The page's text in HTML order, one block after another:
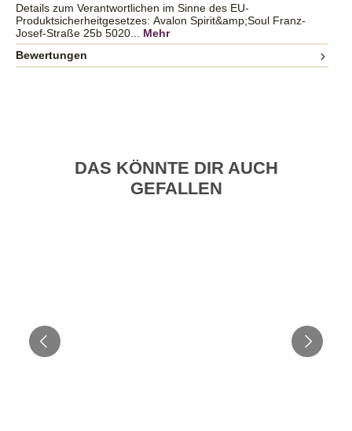
Details zum Verantwortlichen im Sinne des EU-
Produktsicherheitgesetzes: Avalon Spirit&amp;Soul Franz-
Josef-Straße 25b 5020... Mehr
Bewertungen
DAS KÖNNTE DIR AUCH
GEFALLEN